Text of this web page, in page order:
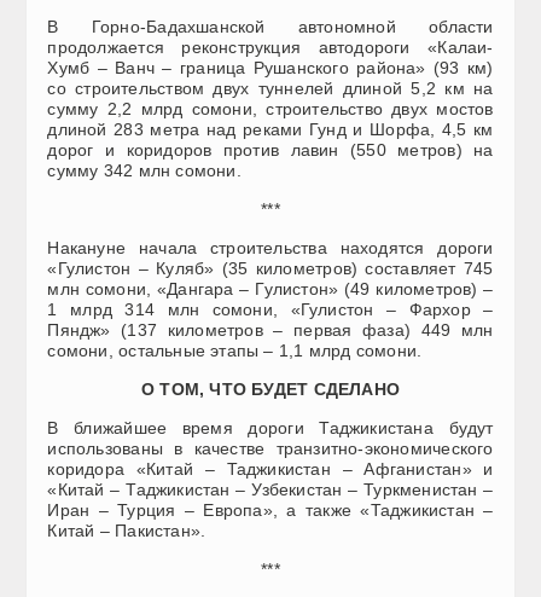
В Горно-Бадахшанской автономной области
продолжается реконструкция автодороги «Калаи-
Хумб – Ванч – граница Рушанского района» (93 км)
со строительством двух туннелей длиной 5,2 км на
сумму 2,2 млрд сомони, строительство двух мостов
длиной 283 метра над реками Гунд и Шорфа, 4,5 км
дорог и коридоров против лавин (550 метров) на
сумму 342 млн сомони.
***
Накануне начала строительства находятся дороги
«Гулистон – Куляб» (35 километров) составляет 745
млн сомони, «Дангара – Гулистон» (49 километров) –
1 млрд 314 млн сомони, «Гулистон – Фархор –
Пяндж» (137 километров – первая фаза) 449 млн
сомони, остальные этапы – 1,1 млрд сомони.
О ТОМ, ЧТО БУДЕТ СДЕЛАНО
В ближайшее время дороги Таджикистана будут
использованы в качестве транзитно-экономического
коридора «Китай – Таджикистан – Афганистан» и
«Китай – Таджикистан – Узбекистан – Туркменистан –
Иран – Турция – Европа», а также «Таджикистан –
Китай – Пакистан».
***